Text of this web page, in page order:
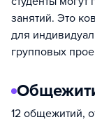
занятий. Это
для
групповых
12 общежитий,